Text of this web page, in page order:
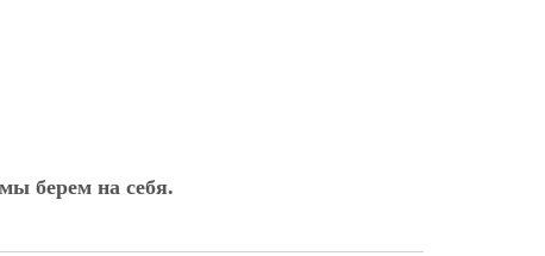
берем на себя.